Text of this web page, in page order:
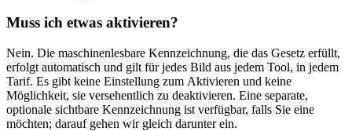
Muss ich etwas aktivieren?
Nein. Die maschinenlesbare Kennzeichnung, die das Gesetz erfüllt,
erfolgt automatisch und gilt für jedes Bild aus jedem Tool, in jedem
Tarif. Es gibt keine Einstellung zum Aktivieren und keine
Möglichkeit, sie versehentlich zu deaktivieren. Eine separate,
optionale sichtbare Kennzeichnung ist verfügbar, falls Sie eine
möchten; darauf gehen wir gleich darunter ein.